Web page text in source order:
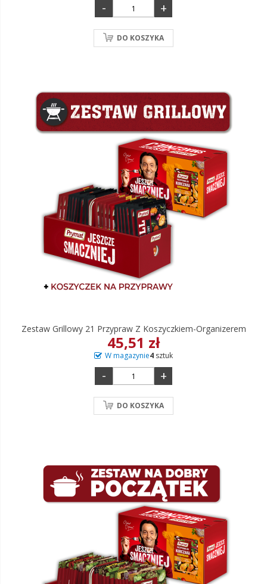
- +
DO KOSZYKA
Zestaw Grillowy 21 Przypraw Z Koszyczkiem-Organizerem
45,51 zł
W magazynie4 sztuk
- +
DO KOSZYKA